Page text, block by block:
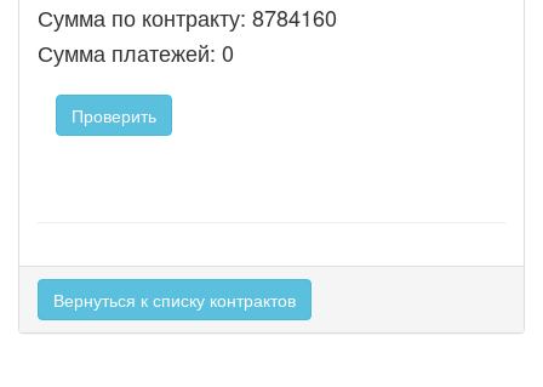
Сумма по контракту: 8784160
Сумма платежей: 0
Проверить
Вернуться к списку контрактов